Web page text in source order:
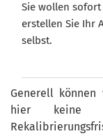
Sie wollen sofort
erstellen Sie Ihr
selbst.
Generell
hier keine